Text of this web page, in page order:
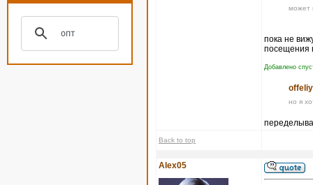
может
пока не
посещения
Добавлено
но я
Back to top
Alex05